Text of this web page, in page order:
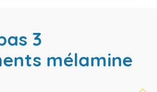
mélamine